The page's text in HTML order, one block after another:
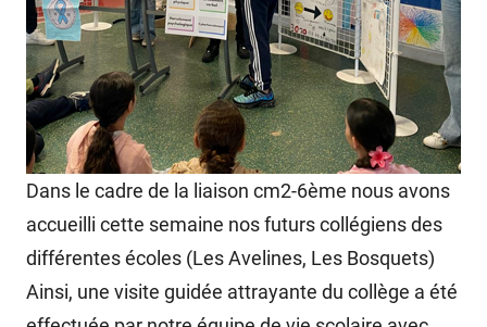
Dans le cadre de la liaison cm2-6ème nous avons
accueilli cette semaine nos futurs collégiens des
différentes écoles (Les Avelines, Les Bosquets)
Ainsi, une visite guidée attrayante du collège a été